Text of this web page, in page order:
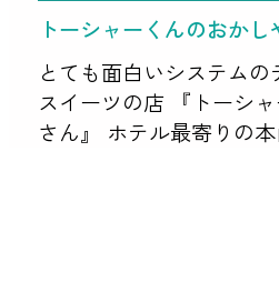
トーシャーくんのおかし
とても面白いシステム
スイーツの店 『トーシ
さん』 ホテル最寄りの